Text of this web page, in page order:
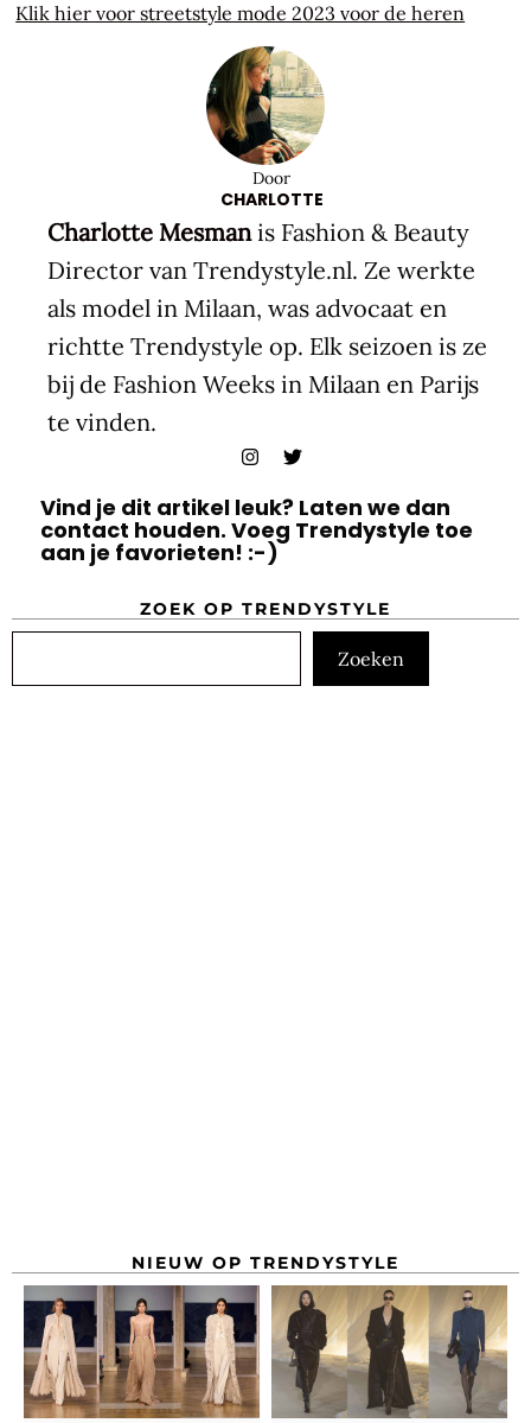
Klik hier voor streetstyle mode 2023 voor de heren
Door
CHARLOTTE
Charlotte Mesmanis Fashion & Beauty
Director van Trendystyle.nl. Ze werkte
als model in Milaan, was advocaat en
richtte Trendystyle op. Elk seizoen is ze
bij de Fashion Weeks in Milaan en Parijs
te vinden.
Vind je dit artikel leuk? Laten we dan
contact houden. Voeg Trendystyle toe
aan je favorieten! :-)
ZOEK OP TRENDYSTYLE
Zoeken
NIEUW OP TRENDYSTYLE